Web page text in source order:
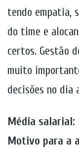
tendo empatia,
do time e
certos. Gestão
muito
decisões no dia
Média salarial:
Motivo para a